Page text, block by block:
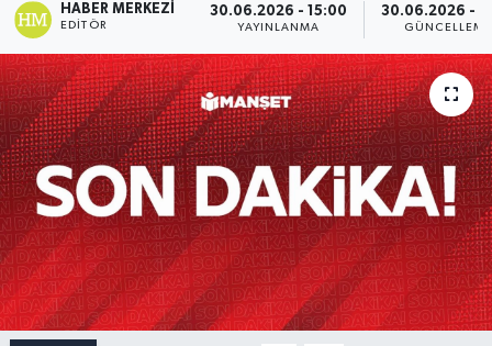
HABER MERKEZI
EDITÖR
30.06.2026 - 15:00
YAYINLANMA
30.06.2026 -
GÜNCELLEME